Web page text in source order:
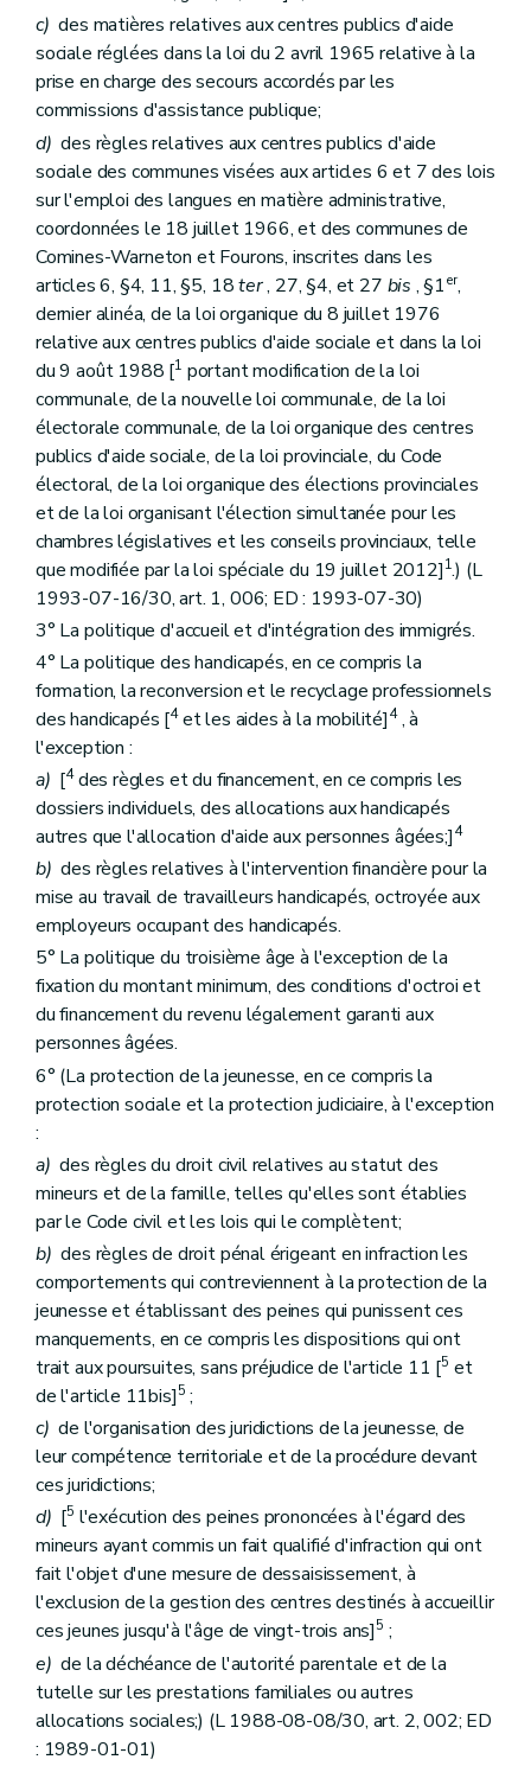
c) des matières relatives aux centres publics d'aide
sociale réglées dans la loi du 2 avril 1965 relative à la
prise en charge des secours accordés par les
commissions d'assistance publique;
d) des règles relatives aux centres publics d'aide
sociale des communes visées aux articles 6 et 7 des lois
sur l'emploi des langues en matière administrative,
coordonnées le 18 juillet 1966, et des communes de
Comines-Warneton et Fourons, inscrites dans les
articles 6, §4, 11, §5, 18ter, 27, §4, et 27 bis , §1er,
dernier alinéa, de la loi organique du 8 juillet 1976
relative aux centres publics d'aide sociale et dans la loi
du 9 août 1988 [1 portant modification de la loi
communale, de la nouvelle loi communale, de la loi
électorale communale, de la loi organique des centres
publics d'aide sociale, de la loi provinciale, du Code
électoral, de la loi organique des élections provinciales
et de la loi organisant l'élection simultanée pour les
chambres législatives et les conseils provinciaux, telle
que modifiée par la loi spéciale du 19 juillet 2012]1.) (L
1993-07-16/30, art. 1, 006; ED : 1993-07-30)
3° La politique d'accueil et d'intégration des immigrés.
4° La politique des handicapés, en ce compris la
formation, la reconversion et le recyclage professionnels
des handicapés [4et les aides à la mobilité]4, à
l'exception :
a) [4des règles et du financement, en ce compris les
dossiers individuels, des allocations aux handicapés
autres que l'allocation d'aide aux personnes âgées;]4
b) des règles relatives à l'intervention financière pour la
mise au travail de travailleurs handicapés, octroyée aux
employeurs occupant des handicapés.
5° La politique du troisième âge à l'exception de la
fixation du montant minimum, des conditions d'octroi et
du financement du revenu légalement garanti aux
personnes âgées.
6° (La protection de la jeunesse, en ce compris la
protection sociale et la protection judiciaire, à l'exception
:
a) des règles du droit civil relatives au statut des
mineurs et de la famille, telles qu'elles sont établies
par le Code civil et les lois qui le complètent;
b) des règles de droit pénal érigeant en infraction les
comportements qui contreviennent à la protection de la
jeunesse et établissant des peines qui punissent ces
manquements, en ce compris les dispositions qui ont
trait aux poursuites, sans préjudice de l'article 11 [5 et
de l'article 11bis]5 ;
c) de l'organisation des juridictions de la jeunesse, de
leur compétence territoriale et de la procédure devant
ces juridictions;
d) [5 l'exécution des peines prononcées à l'égard des
mineurs ayant commis un fait qualifié d'infraction qui ont
fait l'objet d'une mesure de dessaisissement, à
l'exclusion de la gestion des centres destinés à accueillir
ces jeunes jusqu'à l'âge de vingt-trois ans]5 ;
e) de la déchéance de l'autorité parentale et de la
tutelle sur les prestations familiales ou autres
allocations sociales;) (L 1988-08-08/30, art. 2, 002; ED
: 1989-01-01)